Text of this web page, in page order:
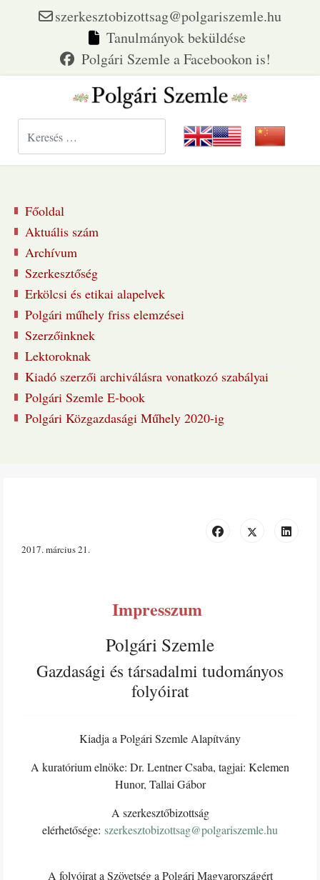
szerkesztobizottsag@polgariszemle.hu
Tanulmányok beküldése
Főoldal
Aktuális szám
Archívum
Szerkesztőség
Erkölcsi és etikai alapelvek
Polgári műhely friss elemzései
Szerzőinknek
Lektoroknak
Kiadó szerzői archiválásra vonatkozó szabályai
Polgári Szemle E-book
Polgári Közgazdasági Műhely 2020-ig
2017. március 21
Impresszum
Polgári Szemle
Gazdasági és társadalmi tudományos
folyóirat
Kiadja a Polgári Szemle Alapítvány
A kuratórium elnöke: Dr. Lentner Csaba, tagjai: Kelemen
Hunor, Tallai Gábor
A szerkesztőbizottság
elérhetősége: szerkesztobizottsag@polgariszemle.hu
A folyóirat a Szövetség a Polgári Magyarországért